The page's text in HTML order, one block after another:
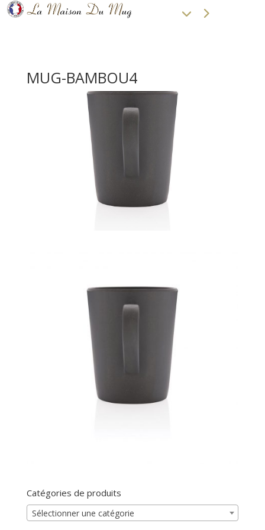
MUG-BAMBOU4
Catégories de produits
Sélectionner une catégorie